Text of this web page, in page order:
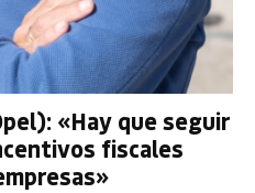
«Hay que seguir
fiscales